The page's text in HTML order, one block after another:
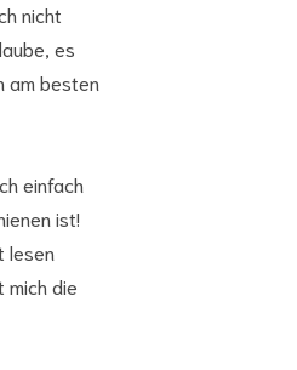
nicht
es
am besten
einfach
ist!
lesen
mich die